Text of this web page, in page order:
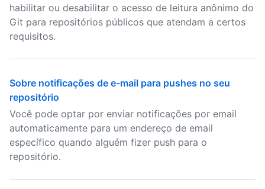
habilitar ou desabilitar o acesso de leitura anônimo do
Git para repositórios públicos que atendam a certos
requisitos.
Sobre notificações de e-mail para pushes no seu
repositório
Você pode optar por enviar notificações por email
automaticamente para um endereço de email
específico quando alguém fizer push para o
repositório.